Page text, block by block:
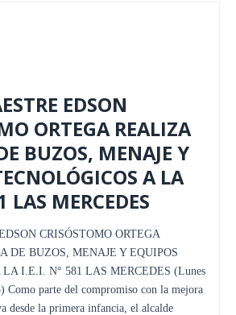
EDSON
ORTEGA REALIZA
BUZOS, MENAJE Y
A LA
LAS MERCEDES
CRISÓSTOMO ORTEGA
DE BUZOS, MENAJE Y EQUIPOS
LA I.E.I. N° 581 LAS MERCEDES (Lunes
Como parte del compromiso con la mejora
desde la primera infancia, el alcalde